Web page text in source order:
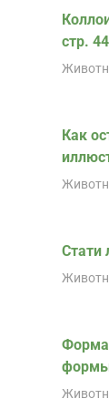
стр.
Как
Стати